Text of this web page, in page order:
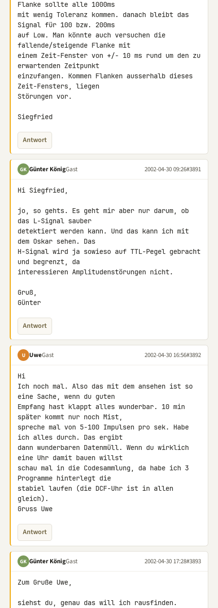
Flanke sollte alle 1000ms
mit wenig Toleranz kommen. danach bleibt das
Signal für 100 bzw. 200ms
auf Low. Man könnte auch versuchen die
fallende/steigende Flanke mit
einem Zeit-Fenster von +/- 10 ms rund um den zu
erwartenden Zeitpunkt
einzufangen. Kommen Flanken ausserhalb dieses
Zeit-Fensters, liegen
Störungen vor.
Siegfried
Antwort
GK Günter KönigGast 2002-04-30 09:26#3891
Hi Siegfried,
jo, so gehts. Es geht mir aber nur darum, ob
das L-Signal sauber
detektiert werden kann. Und das kann ich mit
dem Oskar sehen. Das
H-Signal wird ja sowieso auf TTL-Pegel gebracht
und begrenzt, da
interessieren Amplitudenstörungen nicht.
Gruß,
Günter
Antwort
U UweGast 2002-04-30 16:56#3892
Hi
Ich noch mal. Also das mit dem ansehen ist so
eine Sache, wenn du guten
Empfang hast klappt alles wunderbar. 10 min
später kommt nur noch Mist,
spreche mal von 5-100 Impulsen pro sek. Habe
ich alles durch. Das ergibt
dann wunderbaren Datenmüll. Wenn du wirklich
eine Uhr damit bauen willst
schau mal in die Codesammlung, da habe ich 3
Programme hinterlegt die
stabiel laufen (die DCF-Uhr ist in allen
gleich).
Gruss Uwe
Antwort
GK Günter KönigGast 2002-04-30 17:28#3893
Zum Gruße Uwe,
siehst du, genau das will ich rausfinden.